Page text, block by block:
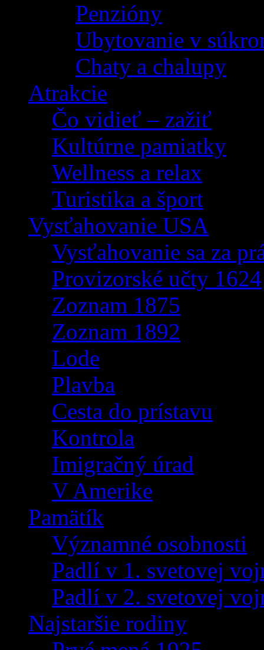
Penzióny
Ubytovanie v
Chaty a chalupy
Atrakcie
Čo vidieť – zažiť
Kultúrne pamiatky
Wellness a relax
Turistika a šport
Vysťahovanie USA
Vysťahovanie sa za
Provizorské učty 1624
Zoznam 1875
Zoznam 1892
Lode
Plavba
Cesta do prístavu
Kontrola
Imigračný úrad
V Amerike
Pamätík
Významné osobnosti
Padlí v 1. svetovej
Padlí v 2. svetovej
Najstaršie rodiny